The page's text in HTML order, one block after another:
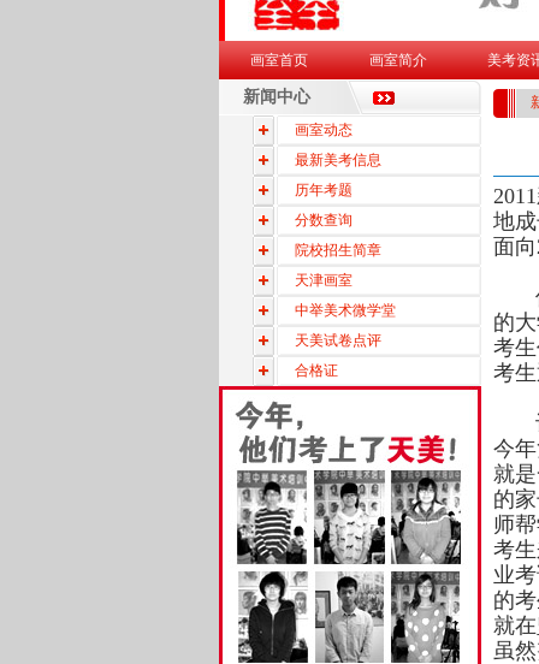
画室首页 画室简介 美考资
新闻中心
画室动态
最新美考信息
历年考题
分数查询
院校招生简章
天津画室
中举美术微学堂
天美试卷点评
合格证
地
面
值
的
考
考
记
今
就
的
师
考
业
的
就
虽